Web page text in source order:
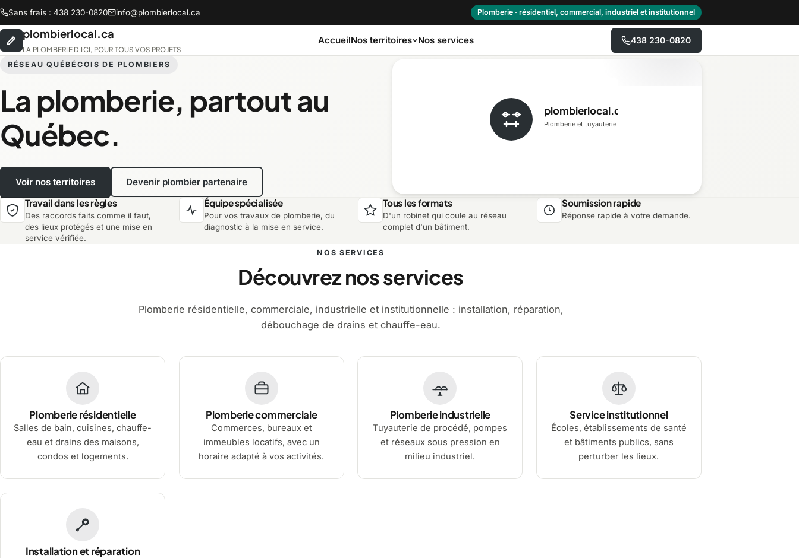
Sans frais : 438 230-0820 info@plombierlocal.ca Plomberie · résidentiel, commercial, industriel et institutionnel
plombierlocal.ca
LA PLOMBERIE D'ICI, POUR TOUS VOS PROJETS
AccueilNos territoires
Abitibi-Témiscamingue Centre-du-Québec
Lanaudière Laurentides Laval Mauricie
Montréal Montérégie Nord-du-Québec
Nos services 438 230-0820
RÉSEAU QUÉBÉCOIS DE PLOMBIERS
La plomberie, partout au
Québec.
Voir nos territoires Devenir plombier partenaire
plombierlocal.ca
Plomberie et tuyauterie
Travail dans les règles
Des raccords faits comme il faut,
des lieux protégés et une mise en
service vérifiée.
Équipe spécialisée
Pour vos travaux de plomberie, du
diagnostic à la mise en service.
Tous les formats
D'un robinet qui coule au réseau
complet d'un bâtiment.
Soumission rapide
Réponse rapide à votre demande.
NOS SERVICES
Découvrez nos services
Plomberie résidentielle, commerciale, industrielle et institutionnelle : installation, réparation,
débouchage de drains et chauffe-eau.
Plomberie résidentielle
Salles de bain, cuisines, chauffe-
eau et drains des maisons,
condos et logements.
Plomberie commerciale
Commerces, bureaux et
immeubles locatifs, avec un
horaire adapté à vos activités.
Plomberie industrielle
Tuyauterie de procédé, pompes
et réseaux sous pression en
milieu industriel.
Service institutionnel
Écoles, établissements de santé
et bâtiments publics, sans
perturber les lieux.
Installation et réparation